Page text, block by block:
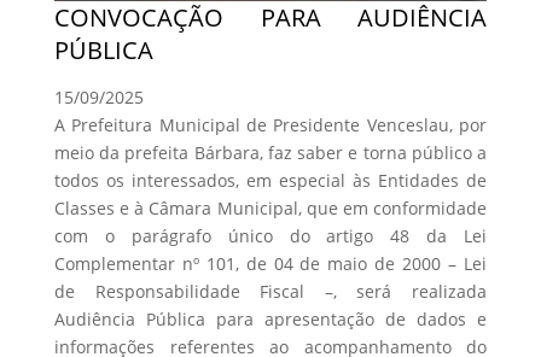
CONVOCAÇÃO PARA AUDIÊNCIA
PÚBLICA
15/09/2025
A Prefeitura Municipal de Presidente Venceslau, por
meio da prefeita Bárbara, faz saber e torna público a
todos os interessados, em especial às Entidades de
Classes e à Câmara Municipal, que em conformidade
com o parágrafo único do artigo 48 da Lei
Complementar nº 101, de 04 de maio de 2000 – Lei
de Responsabilidade Fiscal –, será realizada
Audiência Pública para apresentação de dados e
informações referentes ao acompanhamento do